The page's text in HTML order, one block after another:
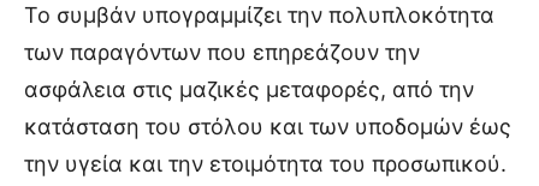
Το συμβάν υπογραμμίζει την πολυπλοκότητα
των παραγόντων που επηρεάζουν την
ασφάλεια στις μαζικές μεταφορές, από την
κατάσταση του στόλου και των υποδομών έως
την υγεία και την ετοιμότητα του προσωπικού.